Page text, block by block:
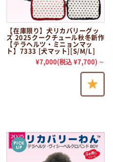
【在庫限り】犬リカバリーグッ
ズ 2025クークチュール秋冬新作
【テラヘルツ・ミニョンマッ
ト】7333 [犬マット][S/M/L]
¥7,000(税込 ¥7,700) ～